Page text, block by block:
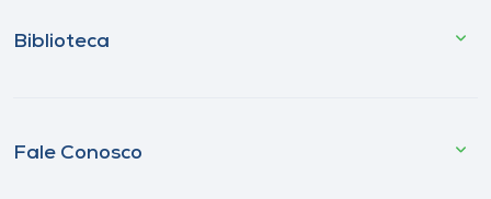
Biblioteca
Fale Conosco